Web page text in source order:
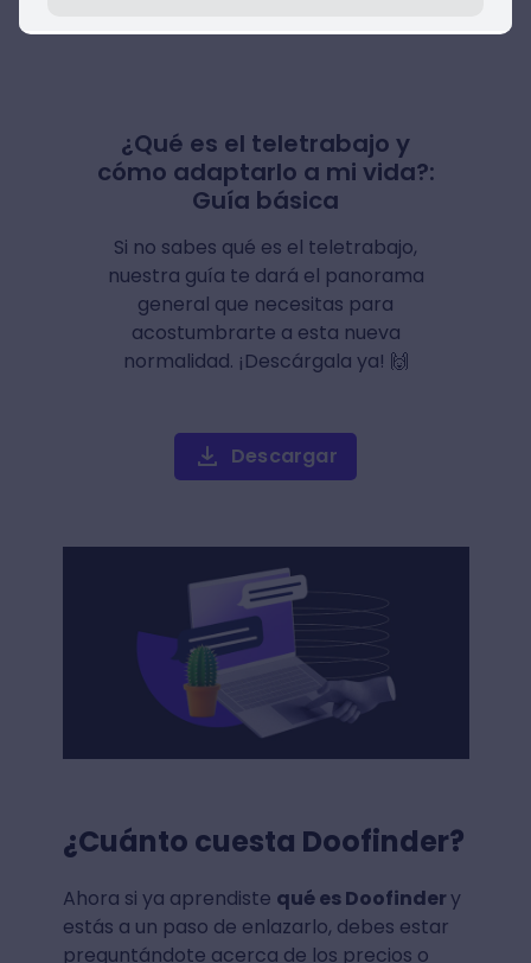
¿Qué es el teletrabajo y
cómo adaptarlo a mi vida?:
Guía básica
Si no sabes qué es el teletrabajo,
nuestra guía te dará el panorama
general que necesitas para
acostumbrarte a esta nueva
normalidad. ¡Descárgala ya! 🙌
Descargar
¿Cuánto cuesta Doofinder?
Ahora si ya aprendiste qué es Doofindery
estás a un paso de enlazarlo, debes estar
preguntándote acerca de los precios o